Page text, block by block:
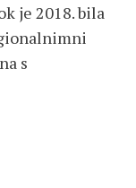
je 2018. bila
s